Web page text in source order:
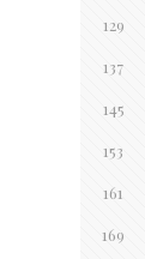
129
137
145
153
161
169